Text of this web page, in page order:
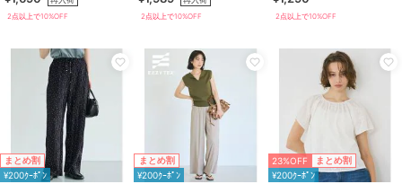
2点以上で10%OFF
ーパンツ 全6色
2点以上で10%OFF 2点以上で10%OFF
まとめ割
¥200ｸｰﾎﾟﾝ
まとめ割
¥200ｸｰﾎﾟﾝ
23%OFF まとめ割
¥200ｸｰﾎﾟﾝ